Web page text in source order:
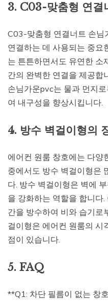
3. C03-맞춤형 연결
C03-맞춤형 연결너트 손님
연결하는 데 사용되는 중요
는 튼튼하면서도 유연한 소
간의 완벽한 연결을 제공합
손님가운pvc는 물과 먼지
여 내구성을 향상시킵니다.
4. 방수 벽걸이형의
에어컨 원룸 창호에는 다양
중에서도 방수 벽걸이형은
다. 방수 벽걸이형은 벽에
을 강화하는 역할을 합니다
간을 방수하여 비와 습기로
걸이형은 에어컨 원룸의 시
점이 있습니다.
5. FAQ
**Q1: 차단 필름이 없는 창